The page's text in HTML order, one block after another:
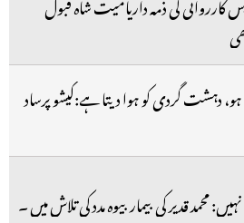
دہشت گردی کو ہوا دیتا ہے:کیشو پرساد
محمد قدیر کی بیمار بیوہ مدد کی تلاش میں ۔